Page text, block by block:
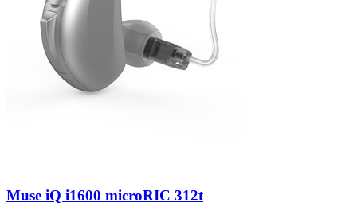
Muse iQ i1600 microRIC 312t